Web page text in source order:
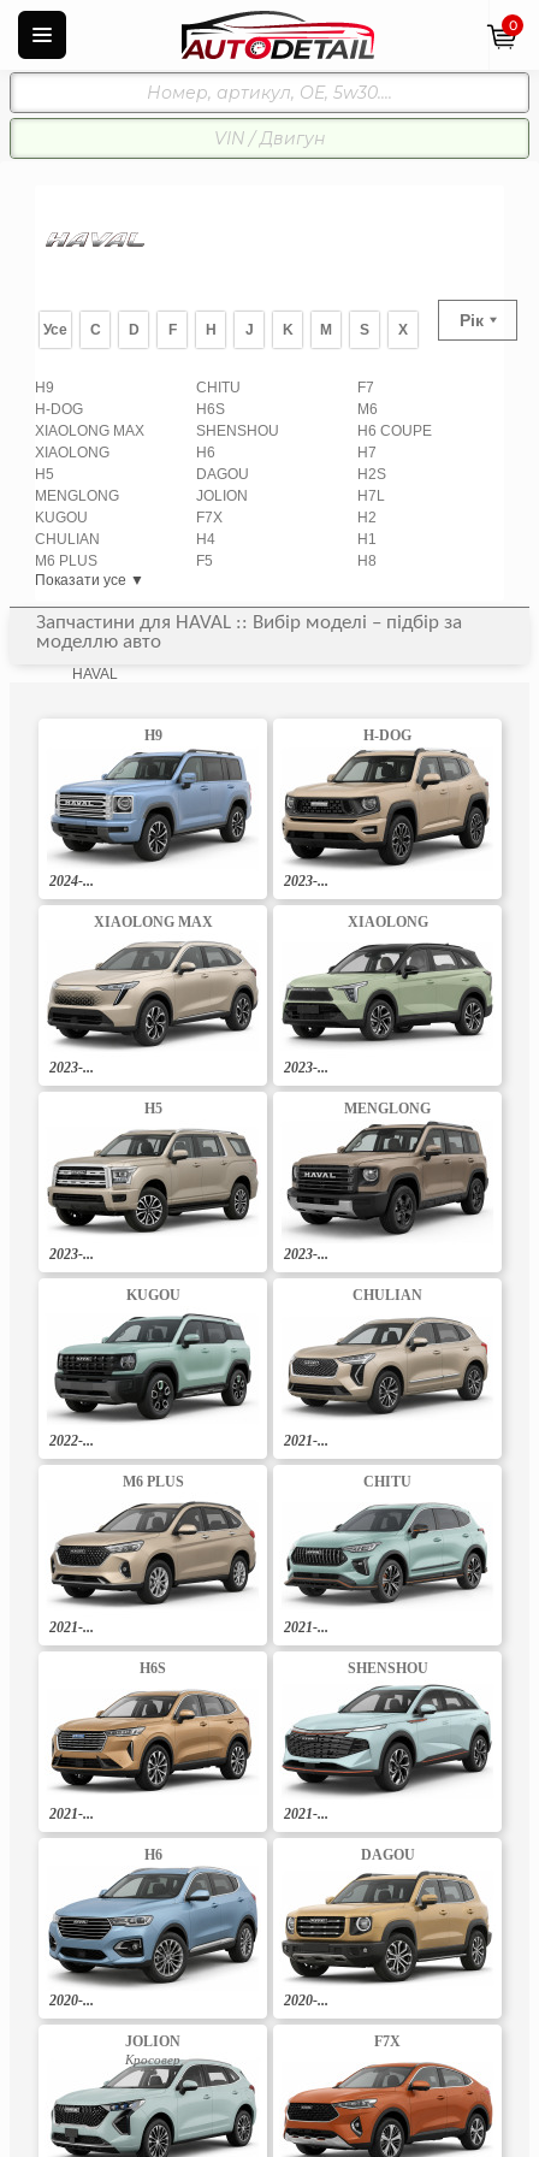
0
Усе C D F H J K M S X Рік
H9
H-DOG
XIAOLONG MAX
XIAOLONG
H5
MENGLONG
KUGOU
CHULIAN
M6 PLUS
CHITU
H6S
SHENSHOU
H6
DAGOU
JOLION
F7X
H4
F5
F7
M6
H6 COUPE
H7
H2S
H7L
H2
H1
H8
Показати усе ▼
Запчастини для HAVAL :: Вибір моделі – підбір за
моделлю авто
HAVAL
H9
2024-...
H-DOG
2023-...
XIAOLONG MAX
2023-...
XIAOLONG
2023-...
H5
2023-...
MENGLONG
2023-...
KUGOU
2022-...
CHULIAN
2021-...
M6 PLUS
2021-...
CHITU
2021-...
H6S
2021-...
SHENSHOU
2021-...
H6
2020-...
DAGOU
2020-...
JOLION
Кросовер
F7X